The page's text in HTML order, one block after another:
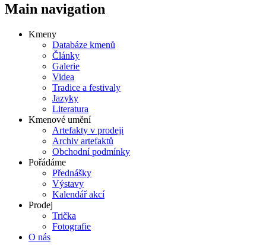
Main navigation
Kmeny
Databáze kmenů
Články
Galerie
Videa
Tradice a festivaly
Jazyky
Literatura
Kmenové umění
Artefakty v prodeji
Archiv artefaktů
Obchodní podmínky
Pořádáme
Přednášky
Výstavy
Kalendář akcí
Prodej
Trička
Fotografie
O nás